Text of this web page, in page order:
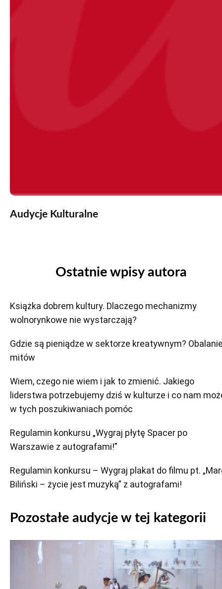
Audycje Kulturalne
Ostatnie wpisy autora
Książka dobrem kultury. Dlaczego mechanizmy
wolnorynkowe nie wystarczają?
Gdzie są pieniądze w sektorze kreatywnym?
mitów
Wiem, czego nie wiem i jak to zmienić. Jakiego
liderstwa potrzebujemy dziś w kulturze i co nam
w tych poszukiwaniach pomóc
Regulamin konkursu „Wygraj płytę Spacer po
Warszawie z autografami!”
Regulamin konkursu – Wygraj plakat do filmu pt.
Biliński – życie jest muzyką” z autografami!
Pozostałe audycje w tej kategorii
Odtwarzacz